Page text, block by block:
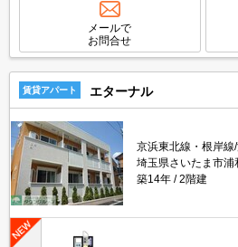
い。すぐ内見できます。
メールで
お問合せ
賃貸アパート エターナル
京浜東北線・根岸
埼玉県さいたま市浦
築14年
2階建